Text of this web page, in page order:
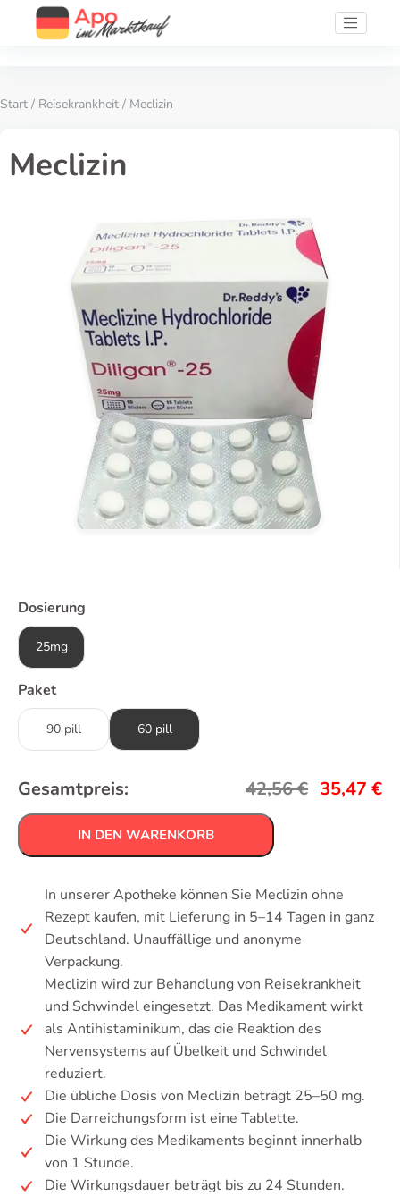
Start / Reisekrankheit / Meclizin
Meclizin
Dosierung
25mg
Paket
90 pill 60 pill
Gesamtpreis: 42,56€ 35,47 €
IN DEN WARENKORB
In unserer Apotheke können Sie Meclizin ohne
Rezept kaufen, mit Lieferung in 5–14 Tagen in ganz
Deutschland. Unauffällige und anonyme
Verpackung.
Meclizin wird zur Behandlung von Reisekrankheit
und Schwindel eingesetzt. Das Medikament wirkt
als Antihistaminikum, das die Reaktion des
Nervensystems auf Übelkeit und Schwindel
reduziert.
Die übliche Dosis von Meclizin beträgt 25–50 mg.
Die Darreichungsform ist eine Tablette.
Die Wirkung des Medikaments beginnt innerhalb
von 1 Stunde.
Die Wirkungsdauer beträgt bis zu 24 Stunden.